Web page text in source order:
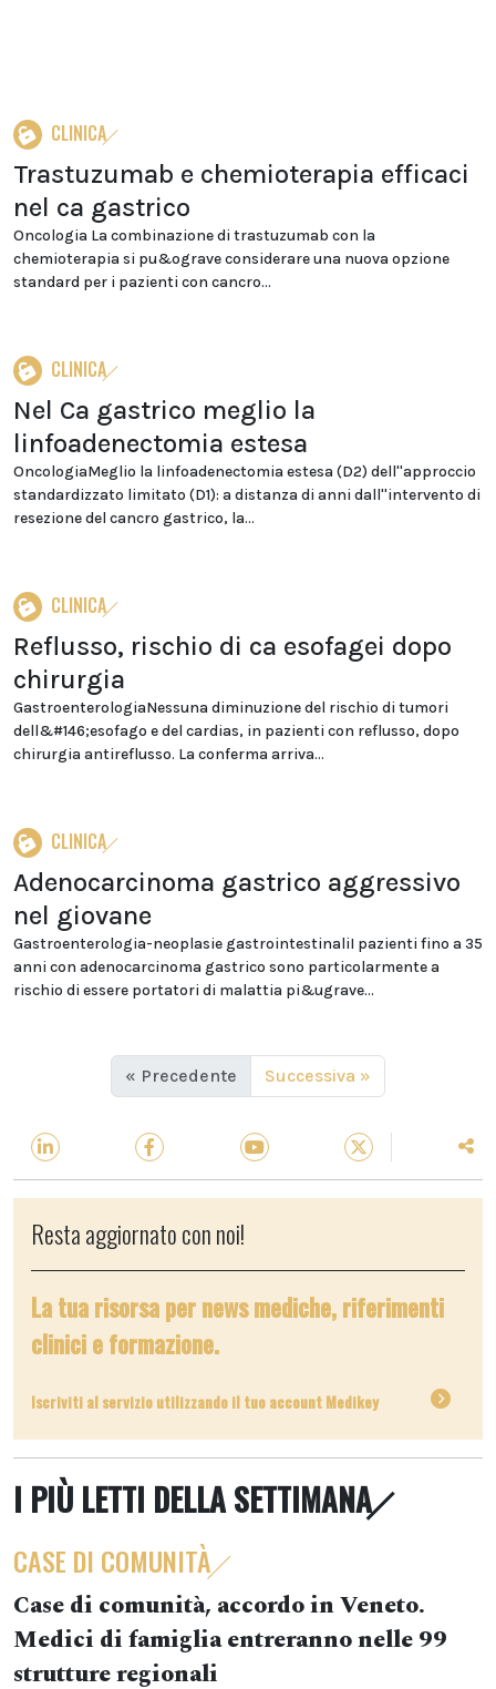
CLINICA
Trastuzumab e chemioterapia efficaci
nel ca gastrico
Oncologia La combinazione di trastuzumab con la
chemioterapia si pu&ograve considerare una nuova opzione
standard per i pazienti con cancro...
CLINICA
Nel Ca gastrico meglio la
linfoadenectomia estesa
OncologiaMeglio la linfoadenectomia estesa (D2) dell''approccio
standardizzato limitato (D1): a distanza di anni dall''intervento di
resezione del cancro gastrico, la...
CLINICA
Reflusso, rischio di ca esofagei dopo
chirurgia
GastroenterologiaNessuna diminuzione del rischio di tumori
dell&#146;esofago e del cardias, in pazienti con reflusso, dopo
chirurgia antireflusso. La conferma arriva...
CLINICA
Adenocarcinoma gastrico aggressivo
nel giovane
Gastroenterologia-neoplasie gastrointestinaliI pazienti fino a 35
anni con adenocarcinoma gastrico sono particolarmente a
rischio di essere portatori di malattia pi&ugrave...
« Precedente Successiva »
Resta aggiornato con noi!
La tua risorsa per news mediche, riferimenti
clinici e formazione.
Iscriviti al servizio utilizzando il tuo account Medikey
I PIÙ LETTI DELLA SETTIMANA
CASE DI COMUNITÀ
Case di comunità, accordo in Veneto.
Medici di famiglia entreranno nelle 99
strutture regionali